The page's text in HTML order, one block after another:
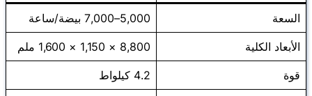
السعة 5,000–7,000 بيضة/ساعة
الأبعاد الكلية 8,800 × 1,150 × 1,600 ملم
قوة 4.2 كيلواط